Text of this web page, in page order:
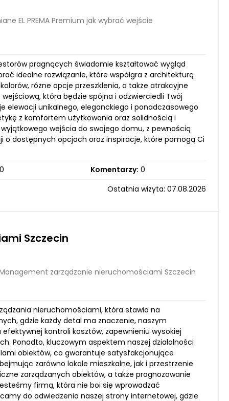
EL PREMA Premium jak wybrać wejście
pragnących świadomie kształtować wygląd
idealne rozwiązanie, które współgra z architekturą
różne opcje przeszklenia, a także atrakcyjne
która będzie spójna i odzwierciedli Twój
elewacji unikalnego, eleganckiego i ponadczasowego
z komfortem użytkowania oraz solidnością i
wejścia do swojego domu, z pewnością
dostępnych opcjach oraz inspiracje, które pomogą Ci
0 Komentarzy: 0
Ostatnia wizyta: 07.08.2026
Szczecin
zarządzanie nieruchomościami Szczecin
nieruchomościami, która stawia na
gdzie każdy detal ma znaczenie, naszym
kontroli kosztów, zapewnieniu wysokiej
Ponadto, kluczowym aspektem naszej działalności
obiektów, co gwarantuje satysfakcjonujące
zarówno lokale mieszkalne, jak i przestrzenie
zarządzanych obiektów, a także prognozowanie
firmą, która nie boi się wprowadzać
do odwiedzenia naszej strony internetowej, gdzie